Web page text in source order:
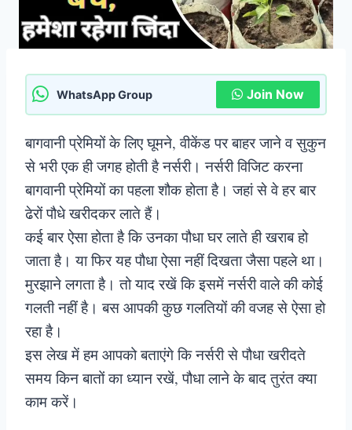
WhatsApp Group Join Now
बागवानी प्रेमियों के लिए घूमने, वीकेंड पर बाहर जाने व सुकुन
से भरी एक ही जगह होती है नर्सरी। नर्सरी विजिट करना
बागवानी प्रेमियों का पहला शौक होता है। जहां से वे हर बार
ढेरों पौधे खरीदकर लाते हैं।
कई बार ऐसा होता है कि उनका पौधा घर लाते ही खराब हो
जाता है। या फिर यह पौधा ऐसा नहीं दिखता जैसा पहले था।
मुरझाने लगता है। तो याद रखें कि इसमें नर्सरी वाले की कोई
गलती नहीं है। बस आपकी कुछ गलतियों की वजह से ऐसा हो
रहा है।
इस लेख में हम आपको बताएंगे कि नर्सरी से पौधा खरीदते
समय किन बातों का ध्यान रखें, पौधा लाने के बाद तुरंत क्या
काम करें।